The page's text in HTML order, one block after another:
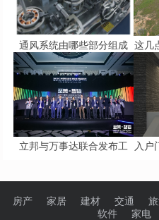
通风系统由哪些部分组成 这几
立邦与万事达联合发布工 入户
房产 家居 建材 交通
软件
家电